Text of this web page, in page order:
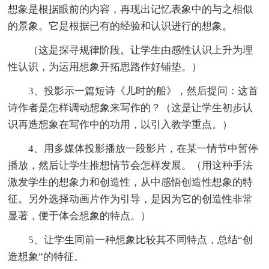
想象是根据眼前的内容，再现出记忆表象中的与之相似
的景象。它是根据已有的经验和认识进行的想象。
（这是探寻规律阶段。让学生由感性认识上升为理
性认识，为运用想象开拓思路作好铺垫。）
3、投影示一篇短诗《儿时的船》，然后提问：这首
诗作者是怎样调动想象来写作的？（这是让学生初步认
识再造想象在写作中的功用，以引入教学重点。）
4、用多媒体投影播放一段影片，在某一情节中暂停
播放，然后让学生推想情节会怎样发展。（用这种手法
激发学生的想象力和创造性，从中感悟创造性想象的特
征。另外选择动画片作为引导，是因为它的创造性非常
显著，便于体会想象的特点。）
5、让学生同前一种想象比较其不同特点，总结“创
造想象”的特征。